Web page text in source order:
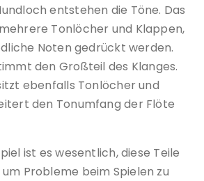
entstehen die Töne. Das
Tonlöcher und Klappen,
Noten gedrückt werden.
den Großteil des Klanges.
ebenfalls Tonlöcher und
den Tonumfang der Flöte
ist es wesentlich, diese Teile
Probleme beim Spielen zu